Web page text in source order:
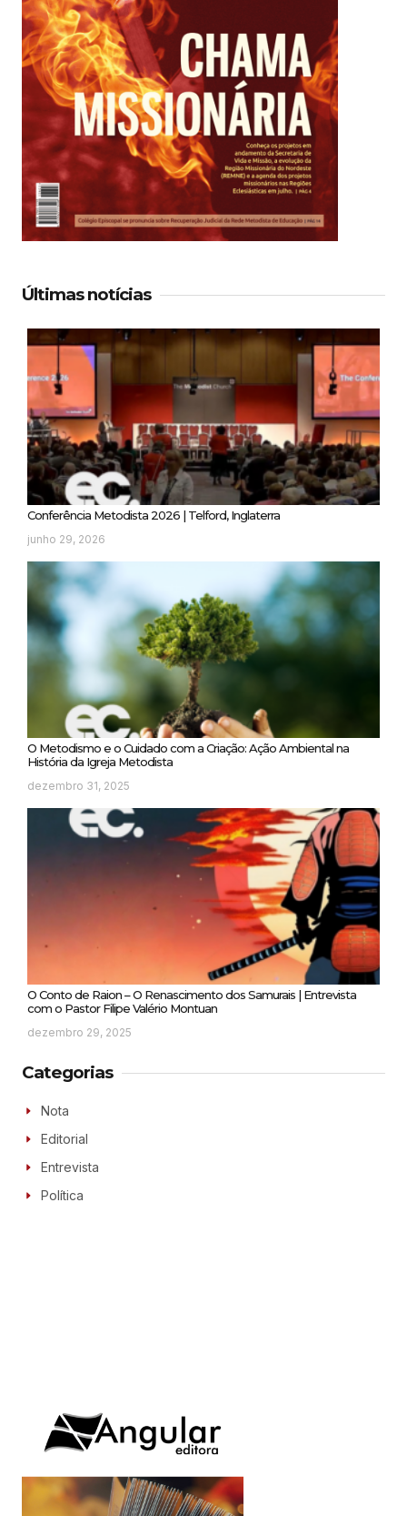
Últimas notícias
Conferência Metodista 2026 | Telford, Inglaterra
junho 29, 2026
O Metodismo e o Cuidado com a Criação: Ação Ambiental na
História da Igreja Metodista
dezembro 31, 2025
O Conto de Raion – O Renascimento dos Samurais | Entrevista
com o Pastor Filipe Valério Montuan
dezembro 29, 2025
Categorias
Nota
Editorial
Entrevista
Política